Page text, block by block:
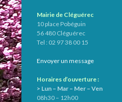
Mairie de Cléguérec
10 place Pobéguin
56 480 Cléguérec
Tel : 02 97 38 00 15
Envoyer un message
Horaires d’ouverture :
> Lun – Mar – Mer – Ven
08h30 – 12h00